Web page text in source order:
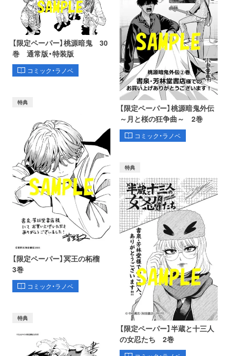
【限定ペーパー】桃源暗鬼 30
巻 通常版・特装版
コミック・ラノベ
【限定ペーパー】桃源暗鬼外伝
～月と桜の狂争曲～ 2巻
コミック・ラノベ
特典
【限定ペーパー】冥王の柘榴
3巻
コミック・ラノベ
特典
【限定ペーパー】半蔵と十三人
の女忍たち 2巻
特典